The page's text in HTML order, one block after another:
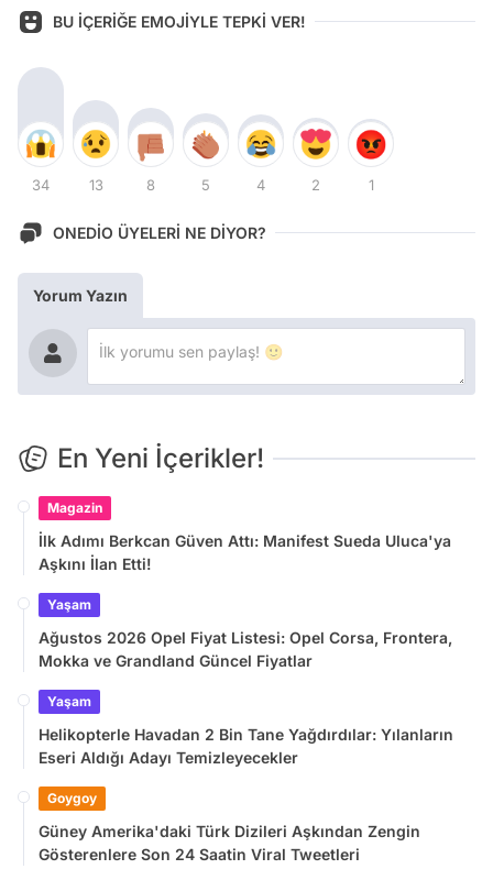
BU İÇERİĞE EMOJİYLE TEPKİ VER!
34 13 8 5 4 2 1
ONEDİO ÜYELERİ NE DİYOR?
Yorum Yazın
En Yeni İçerikler!
Magazin
İlk Adımı Berkcan Güven Attı: Manifest Sueda Uluca'ya
Aşkını İlan Etti!
Yaşam
Ağustos 2026 Opel Fiyat Listesi: Opel Corsa, Frontera,
Mokka ve Grandland Güncel Fiyatlar
Yaşam
Helikopterle Havadan 2 Bin Tane Yağdırdılar: Yılanların
Eseri Aldığı Adayı Temizleyecekler
Goygoy
Güney Amerika'daki Türk Dizileri Aşkından Zengin
Gösterenlere Son 24 Saatin Viral Tweetleri